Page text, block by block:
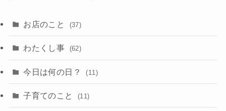
お店のこと (37)
わたくし事 (62)
今日は何の日？ (11)
子育てのこと (11)